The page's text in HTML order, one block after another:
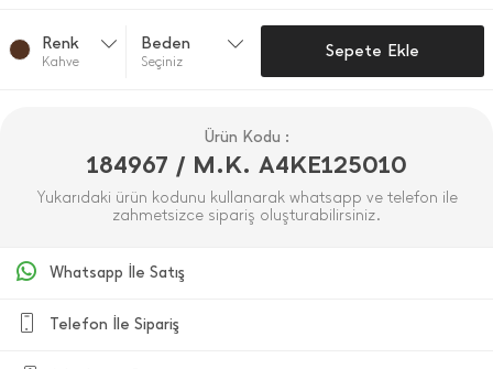
Renk
Kahve
Beden
Seçiniz
Sepete Ekle
Ürün Kodu :
184967 / M.K. A4KE125010
Yukarıdaki ürün kodunu kullanarak whatsapp ve telefon ile
zahmetsizce sipariş oluşturabilirsiniz.
Whatsapp İle Satış
Telefon İle Sipariş